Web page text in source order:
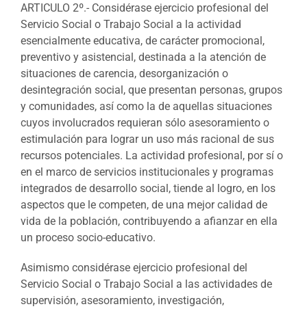
ARTICULO 2º.- Considérase ejercicio profesional del
Servicio Social o Trabajo Social a la actividad
esencialmente educativa, de carácter promocional,
preventivo y asistencial, destinada a la atención de
situaciones de carencia, desorganización o
desintegración social, que presentan personas, grupos
y comunidades, así como la de aquellas situaciones
cuyos involucrados requieran sólo asesoramiento o
estimulación para lograr un uso más racional de sus
recursos potenciales. La actividad profesional, por sí o
en el marco de servicios institucionales y programas
integrados de desarrollo social, tiende al logro, en los
aspectos que le competen, de una mejor calidad de
vida de la población, contribuyendo a afianzar en ella
un proceso socio-educativo.
Asimismo considérase ejercicio profesional del
Servicio Social o Trabajo Social a las actividades de
supervisión, asesoramiento, investigación,